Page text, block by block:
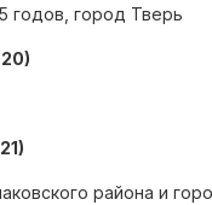
годов, город Тверь
района и